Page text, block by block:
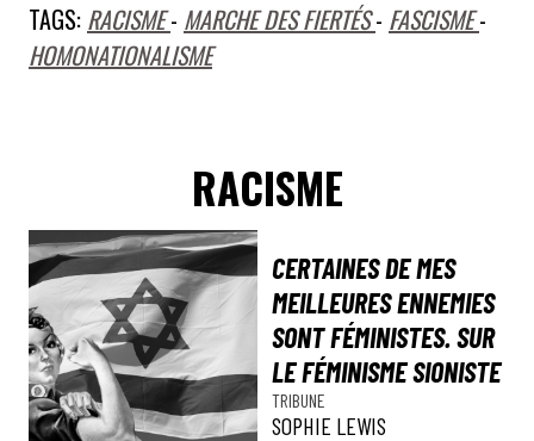
TAGS: RACISME- MARCHE DES FIERTÉS- FASCISME-
HOMONATIONALISME
RACISME
CERTAINES DE MES
MEILLEURES ENNEMIES
SONT FÉMINISTES. SUR
LE FÉMINISME SIONISTE
TRIBUNE
SOPHIE LEWIS